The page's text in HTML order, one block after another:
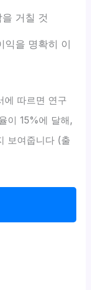
거칠 것
익을 명확히 이
에 따르면 연구
이 15%에 달해,
보여줍니다 (출